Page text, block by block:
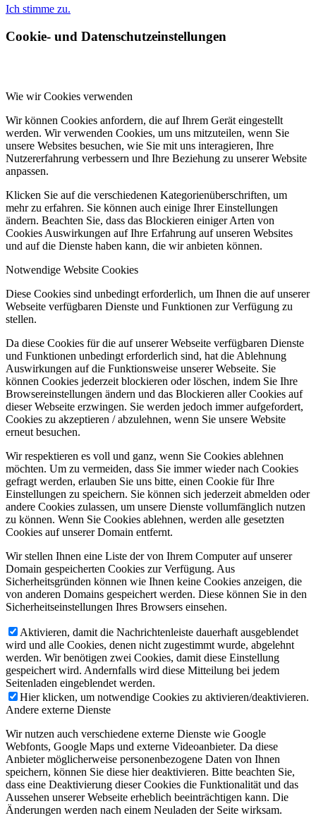
Ich stimme zu.
Cookie- und Datenschutzeinstellungen
Wie wir Cookies verwenden
Wir können Cookies anfordern, die auf Ihrem Gerät eingestellt
werden. Wir verwenden Cookies, um uns mitzuteilen, wenn Sie
unsere Websites besuchen, wie Sie mit uns interagieren, Ihre
Nutzererfahrung verbessern und Ihre Beziehung zu unserer Website
anpassen.
Klicken Sie auf die verschiedenen Kategorienüberschriften, um
mehr zu erfahren. Sie können auch einige Ihrer Einstellungen
ändern. Beachten Sie, dass das Blockieren einiger Arten von
Cookies Auswirkungen auf Ihre Erfahrung auf unseren Websites
und auf die Dienste haben kann, die wir anbieten können.
Notwendige Website Cookies
Diese Cookies sind unbedingt erforderlich, um Ihnen die auf unserer
Webseite verfügbaren Dienste und Funktionen zur Verfügung zu
stellen.
Da diese Cookies für die auf unserer Webseite verfügbaren Dienste
und Funktionen unbedingt erforderlich sind, hat die Ablehnung
Auswirkungen auf die Funktionsweise unserer Webseite. Sie
können Cookies jederzeit blockieren oder löschen, indem Sie Ihre
Browsereinstellungen ändern und das Blockieren aller Cookies auf
dieser Webseite erzwingen. Sie werden jedoch immer aufgefordert,
Cookies zu akzeptieren / abzulehnen, wenn Sie unsere Website
erneut besuchen.
Wir respektieren es voll und ganz, wenn Sie Cookies ablehnen
möchten. Um zu vermeiden, dass Sie immer wieder nach Cookies
gefragt werden, erlauben Sie uns bitte, einen Cookie für Ihre
Einstellungen zu speichern. Sie können sich jederzeit abmelden oder
andere Cookies zulassen, um unsere Dienste vollumfänglich nutzen
zu können. Wenn Sie Cookies ablehnen, werden alle gesetzten
Cookies auf unserer Domain entfernt.
Wir stellen Ihnen eine Liste der von Ihrem Computer auf unserer
Domain gespeicherten Cookies zur Verfügung. Aus
Sicherheitsgründen können wie Ihnen keine Cookies anzeigen, die
von anderen Domains gespeichert werden. Diese können Sie in den
Sicherheitseinstellungen Ihres Browsers einsehen.
Aktivieren, damit die Nachrichtenleiste dauerhaft ausgeblendet
wird und alle Cookies, denen nicht zugestimmt wurde, abgelehnt
werden. Wir benötigen zwei Cookies, damit diese Einstellung
gespeichert wird. Andernfalls wird diese Mitteilung bei jedem
Seitenladen eingeblendet werden.
Hier klicken, um notwendige Cookies zu aktivieren/deaktivieren.
Andere externe Dienste
Wir nutzen auch verschiedene externe Dienste wie Google
Webfonts, Google Maps und externe Videoanbieter. Da diese
Anbieter möglicherweise personenbezogene Daten von Ihnen
speichern, können Sie diese hier deaktivieren. Bitte beachten Sie,
dass eine Deaktivierung dieser Cookies die Funktionalität und das
Aussehen unserer Webseite erheblich beeinträchtigen kann. Die
Änderungen werden nach einem Neuladen der Seite wirksam.